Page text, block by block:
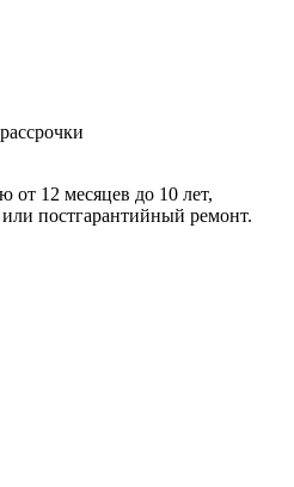
12 месяцев до 10 лет,
постгарантийный ремонт.